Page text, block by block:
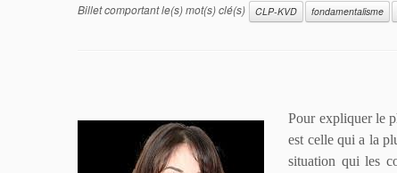
Billet comportant le(s) mot(s) clé(s) CLP-KVD fondamentalisme
Pour expliquer le
est celle qui a la
situation qui les